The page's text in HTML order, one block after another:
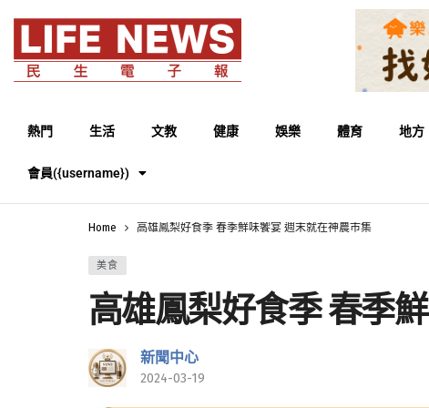
熱門 生活 文教 健康 娛樂 體育 地方
會員({username})
Home 高雄鳳梨好食季 春季鮮味饗宴 週末就在神農市集
美食
高雄鳳梨好食季 春季
新聞中心
2024-03-19